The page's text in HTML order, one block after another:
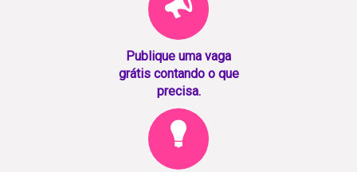
Publique uma vaga
grátis contando o que
precisa.